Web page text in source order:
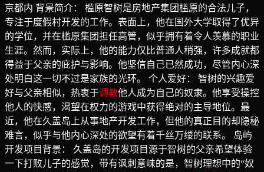
京都内 背景简介： 槛原智树是房地产集团槛原的合法儿子，
专注于度假村开发的工作。表面上，他在国外大学取得了优异
的学位，并在槛原集团担任高管，似乎拥有着令人羡慕的职业
生涯。然而，实际上，他的能力仅比普通人稍强，许多成就都
得益于父亲的庇护与影响。他坚信自己已然成功，尽管内心深
处明白这一切不过是家族的光环。 个人爱好： 智树的兴趣爱
好与父亲相似，热衷于调教他人成为自己的奴隶。他享受操控
他人的快感，渴望在权力的游戏中获得绝对的主导地位。最
近，他在久盖岛上从事地产开发工作，但他的真正目的却隐秘
难言，似乎与他内心深处的欲望有着千丝万缕的联系。 岛屿
开发项目背景： 久盖岛的开发项目源于智树的父亲希望体验
一下打败儿子的感觉，带有讽刺意味的是，智树理想中的“奴